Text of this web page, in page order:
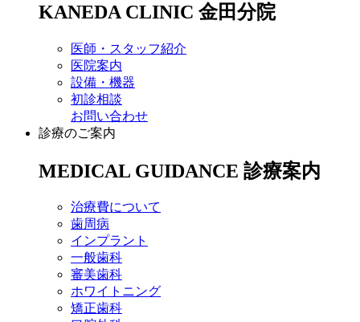
KANEDA CLINIC 金田分院
医師・スタッフ紹介
医院案内
設備・機器
初診相談
お問い合わせ
診療のご案内
MEDICAL GUIDANCE 診療案内
治療費について
歯周病
インプラント
一般歯科
審美歯科
ホワイトニング
矯正歯科